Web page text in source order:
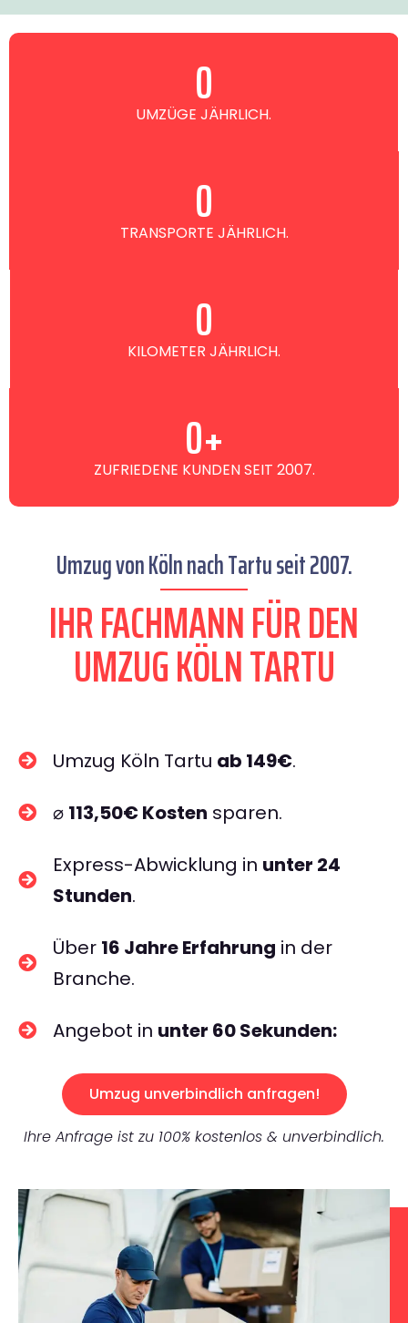
UMZÜGE JÄHRLICH.
0
TRANSPORTE JÄHRLICH.
0
KILOMETER JÄHRLICH.
0
ZUFRIEDENE KUNDEN SEIT 2007.
0+
Umzug von Köln nach Tartu seit 2007.
IHR FACHMANN FÜR DEN
UMZUG KÖLN TARTU
Umzug Köln Tartu ab 149€.
⌀ 113,50€ Kosten sparen.
Express-Abwicklung in unter 24
Stunden.
Über 16 Jahre Erfahrung in der
Branche.
Angebot in unter 60 Sekunden:
Umzug unverbindlich anfragen!
Ihre Anfrage ist zu 100% kostenlos & unverbindlich.